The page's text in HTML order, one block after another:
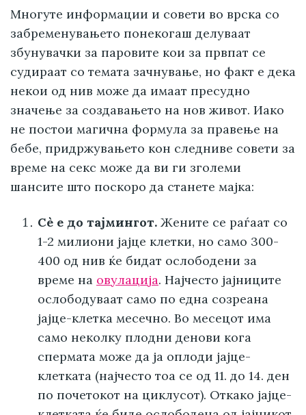
Многуте информации и совети во врска со
забременувањето понекогаш делуваат
збунувачки за паровите кои за првпат се
судираат со темата зачнување, но факт е дека
некои од нив може да имаат пресудно
значење за создавањето на нов живот. Иако
не постои магична формула за правење на
бебе, придржувањето кон следниве совети за
време на секс може да ви ги зголеми
шансите што поскоро да станете мајка:
Сè е до тајмингот. Жените се раѓаат со
1-2 милиони јајце клетки, но само 300-
400 од нив ќе бидат ослободени за
време на овулација. Најчесто јајниците
ослободуваат само по една созреана
јајце-клетка месечно. Во месецот има
само неколку плодни денови кога
спермата може да ја оплоди јајце-
клетката (најчесто тоа се од 11. до 14. ден
по почетокот на циклусот). Откако јајце-